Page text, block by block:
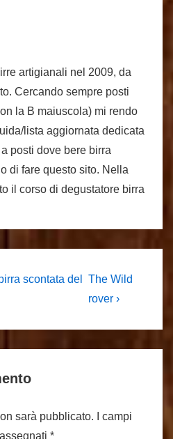
artigianali nel 2009, da
Cercando sempre posti
la B maiuscola) mi rendo
lista aggiornata dedicata
posti dove bere birra
di fare questo sito. Nella
il corso di degustatore birra
scontata del
Il
prossimo
The Wild
rover ›
sarà pubblicato.
I campi
*